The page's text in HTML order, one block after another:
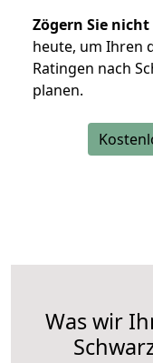
Zögern Sie nicht
heute, um Ihren
Ratingen nach
planen.
Was wir